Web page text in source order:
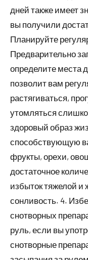
дней также имеет
вы получили
Планируйте
Предварительно
определите места
позволит вам
растягиваться,
утомляться
здоровый образ
способствующую
фрукты, орехи,
достаточное
избыток тяжелой
сонливость. 4.
снотворных
руль, если вы
снотворные